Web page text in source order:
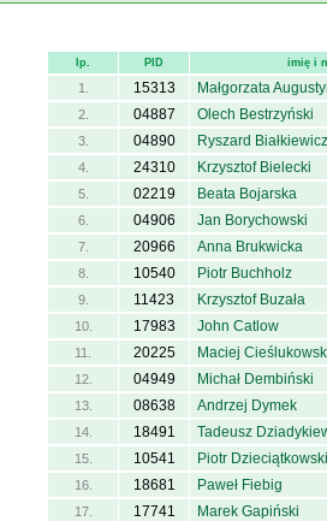
lp. PID imię i
1. 15313 Małgorzata
2. 04887 Olech Bestrzyński
3. 04890 Ryszard Białkiewicz
4. 24310 Krzysztof Bielecki
5. 02219 Beata Bojarska
6. 04906 Jan Borychowski
7. 20966 Anna Brukwicka
8. 10540 Piotr Buchholz
9. 11423 Krzysztof Buzała
10. 17983 John Catlow
11. 20225 Maciej
12. 04949 Michał Dembiński
13. 08638 Andrzej Dymek
14. 18491 Tadeusz
15. 10541 Piotr Dzieciątkowski
16. 18681 Paweł Fiebig
17. 17741 Marek Gapiński